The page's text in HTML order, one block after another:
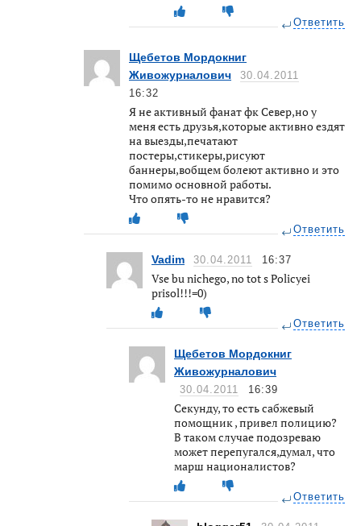
Ответить
Щебетов Мордокниг
Живожурналович
30.04.2011
16:32
Я не активный фанат фк Север,но у
меня есть друзья,которые активно ездят
на выезды,печатают
постеры,стикеры,рисуют
баннеры,вобщем болеют активно и это
помимо основной работы.
Что опять-то не нравится?
Ответить
Vadim 30.04.2011 16:37
Vse bu nichego, no tot s Policyei
prisol!!!=0)
Ответить
Щебетов Мордокниг
Живожурналович
30.04.2011 16:39
Секунду, то есть сабжевый
помощник , привел полицию?
В таком случае подозреваю
может перепугался,думал, что
марш националистов?
Ответить